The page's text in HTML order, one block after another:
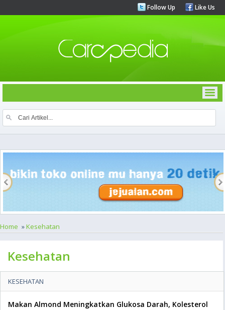
Follow Up Like Us
Home »Kesehatan
Kesehatan
KESEHATAN
Makan Almond Meningkatkan Glukosa Darah, Kolesterol